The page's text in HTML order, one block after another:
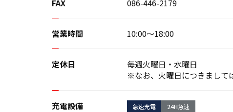
FAX 086-446-2179
営業時間 10:00〜18:00
定休日
毎週火曜日・水曜日
※なお、火曜日につきまして
充電設備 急速充電 24H急速